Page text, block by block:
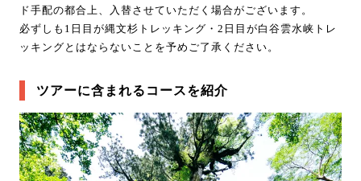
ド手配の都合上、入替させていただく場合がございます。
必ずしも1日目が縄文杉トレッキング・2日目が白谷雲水峡トレ
ッキングとはならないことを予めご了承ください。
ツアーに含まれるコースを紹介